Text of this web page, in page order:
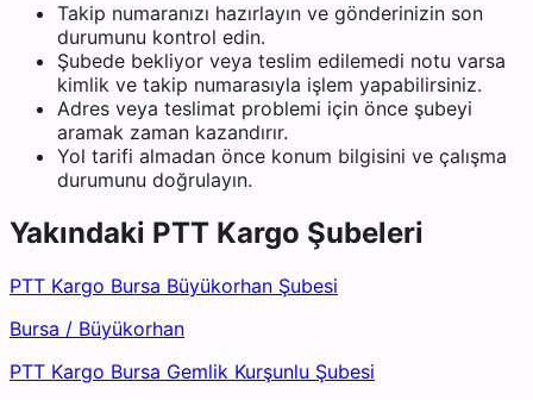
Takip numaranızı hazırlayın ve gönderinizin son
durumunu kontrol edin.
Şubede bekliyor veya teslim edilemedi notu varsa
kimlik ve takip numarasıyla işlem yapabilirsiniz.
Adres veya teslimat problemi için önce şubeyi
aramak zaman kazandırır.
Yol tarifi almadan önce konum bilgisini ve çalışma
durumunu doğrulayın.
Yakındaki PTT Kargo Şubeleri
PTT Kargo Bursa Büyükorhan Şubesi
Bursa / Büyükorhan
PTT Kargo Bursa Gemlik Kurşunlu Şubesi